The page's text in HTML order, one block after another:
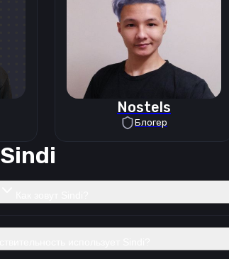
Nostels
Блогер
Sindi